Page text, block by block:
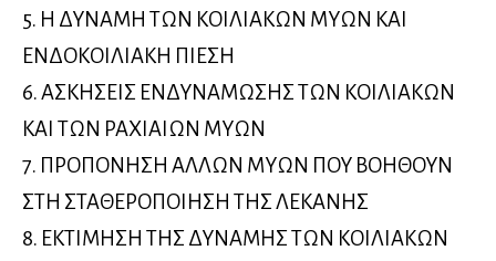
5. Η ΔΥΝΑΜΗ ΤΩΝ ΚΟΙΛΙΑΚΩΝ ΜΥΩΝ ΚΑΙ
ΕΝΔΟΚΟΙΛΙΑΚΗ ΠΙΕΣΗ
6. ΑΣΚΗΣΕΙΣ ΕΝΔΥΝΑΜΩΣΗΣ ΤΩΝ ΚΟΙΛΙΑΚΩΝ
ΚΑΙ ΤΩΝ ΡΑΧΙΑΙΩΝ ΜΥΩΝ
7. ΠΡΟΠΟΝΗΣΗ ΑΛΛΩΝ ΜΥΩΝ ΠΟΥ ΒΟΗΘΟΥΝ
ΣΤΗ ΣΤΑΘΕΡΟΠΟΙΗΣΗ ΤΗΣ ΛΕΚΑΝΗΣ
8. ΕΚΤΙΜΗΣΗ ΤΗΣ ΔΥΝΑΜΗΣ ΤΩΝ ΚΟΙΛΙΑΚΩΝ